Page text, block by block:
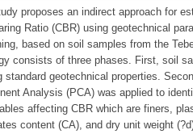
proposes an indirect approach for
Ratio (CBR) using geotechnical
based on soil samples from the
consists of three phases. First, soil
standard geotechnical properties.
Analysis (PCA) was applied to
affecting CBR which are finers,
content (CA), and dry unit weight